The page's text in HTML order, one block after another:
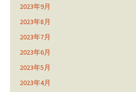
2023年9月
2023年8月
2023年7月
2023年6月
2023年5月
2023年4月